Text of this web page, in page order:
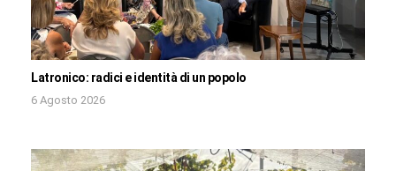
Latronico: radici e identità di un popolo
6 Agosto 2026